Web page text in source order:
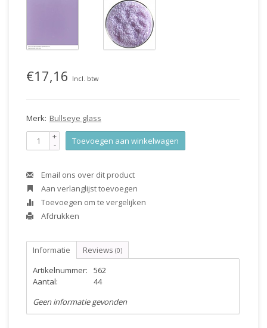
€17,16 Incl. btw
Merk: Bullseye glass
+
- Toevoegen aan winkelwagen
Email ons over dit product
Aan verlanglijst toevoegen
Toevoegen om te vergelijken
Afdrukken
Informatie Reviews (0)
Artikelnummer:
562
Aantal:
44
Geen informatie gevonden